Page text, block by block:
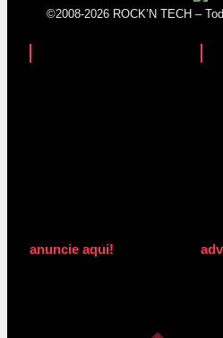
©2008-2026 ROCK’N TECH –
anuncie aqui!